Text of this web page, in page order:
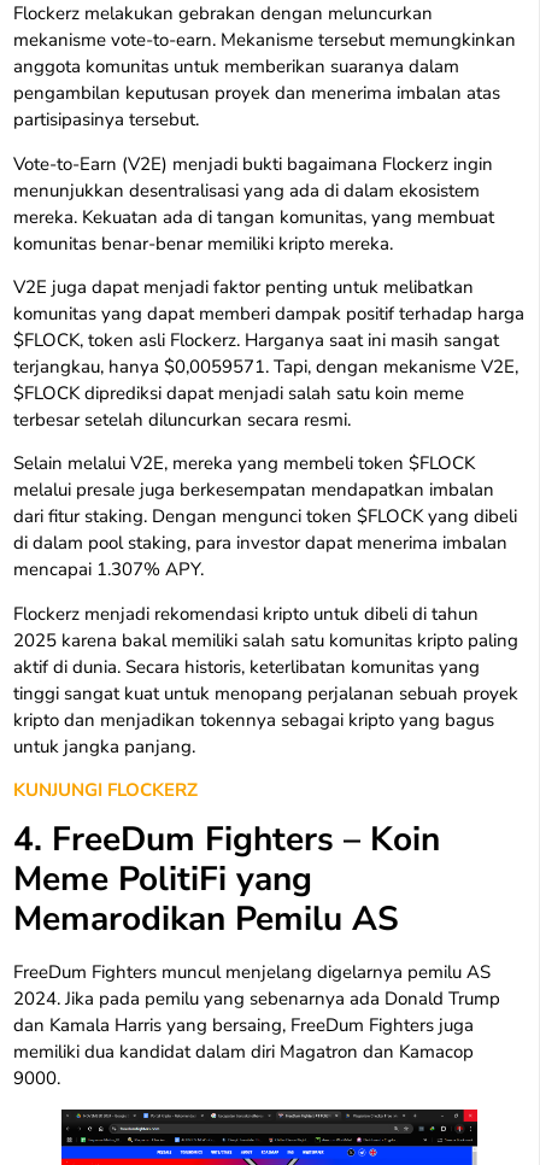
Flockerz melakukan gebrakan dengan meluncurkan
mekanisme vote-to-earn. Mekanisme tersebut memungkinkan
anggota komunitas untuk memberikan suaranya dalam
pengambilan keputusan proyek dan menerima imbalan atas
partisipasinya tersebut.
Vote-to-Earn (V2E) menjadi bukti bagaimana Flockerz ingin
menunjukkan desentralisasi yang ada di dalam ekosistem
mereka. Kekuatan ada di tangan komunitas, yang membuat
komunitas benar-benar memiliki kripto mereka.
V2E juga dapat menjadi faktor penting untuk melibatkan
komunitas yang dapat memberi dampak positif terhadap harga
$FLOCK, token asli Flockerz. Harganya saat ini masih sangat
terjangkau, hanya $0,0059571. Tapi, dengan mekanisme V2E,
$FLOCK diprediksi dapat menjadi salah satu koin meme
terbesar setelah diluncurkan secara resmi.
Selain melalui V2E, mereka yang membeli token $FLOCK
melalui presale juga berkesempatan mendapatkan imbalan
dari fitur staking. Dengan mengunci token $FLOCK yang dibeli
di dalam pool staking, para investor dapat menerima imbalan
mencapai 1.307% APY.
Flockerz menjadi rekomendasi kripto untuk dibeli di tahun
2025 karena bakal memiliki salah satu komunitas kripto paling
aktif di dunia. Secara historis, keterlibatan komunitas yang
tinggi sangat kuat untuk menopang perjalanan sebuah proyek
kripto dan menjadikan tokennya sebagai kripto yang bagus
untuk jangka panjang.
KUNJUNGI FLOCKERZ
4. FreeDum Fighters – Koin
Meme PolitiFi yang
Memarodikan Pemilu AS
FreeDum Fighters muncul menjelang digelarnya pemilu AS
2024. Jika pada pemilu yang sebenarnya ada Donald Trump
dan Kamala Harris yang bersaing, FreeDum Fighters juga
memiliki dua kandidat dalam diri Magatron dan Kamacop
9000.